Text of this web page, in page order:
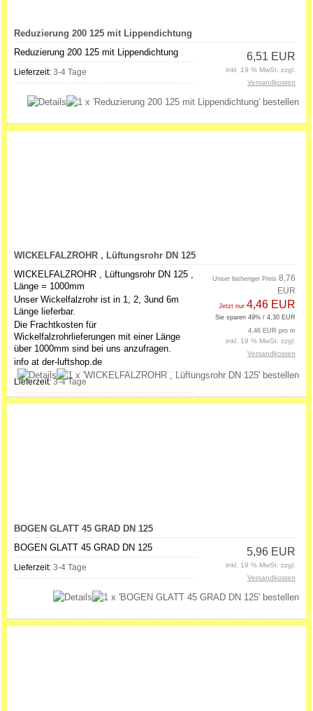
Reduzierung 200 125 mit Lippendichtung
Reduzierung 200 125 mit Lippendichtung
Lieferzeit: 3-4 Tage
6,51 EUR
inkl. 19 % MwSt. zzgl.
Versandkosten
WICKELFALZROHR , Lüftungsrohr DN 125
WICKELFALZROHR , Lüftungsrohr DN 125 ,
Länge = 1000mm
Unser Wickelfalzrohr ist in 1, 2, 3und 6m
Länge lieferbar.
Die Frachtkosten für
Wickelfalzrohrlieferungen mit einer Länge
über 1000mm sind bei uns anzufragen.
info at der-luftshop.de
Lieferzeit: 3-4 Tage
Unser bisheriger Preis 8,76
EUR
Jetzt nur 4,46 EUR
Sie sparen 49% / 4,30 EUR
4,46 EUR pro m
inkl. 19 % MwSt. zzgl.
Versandkosten
BOGEN GLATT 45 GRAD DN 125
BOGEN GLATT 45 GRAD DN 125
Lieferzeit: 3-4 Tage
5,96 EUR
inkl. 19 % MwSt. zzgl.
Versandkosten